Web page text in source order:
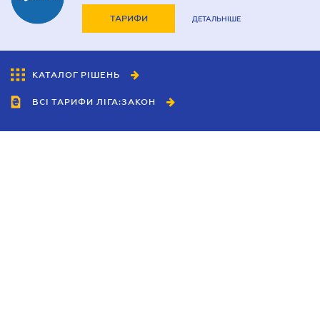
ТАРИФИ ДЕТАЛЬНІШЕ
КАТАЛОГ РІШЕНЬ
ВСІ ТАРИФИ ЛІГА:ЗАКОН